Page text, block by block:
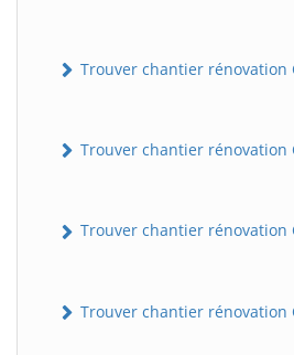
Trouver chantier rénovation
Trouver chantier rénovation
Trouver chantier rénovation
Trouver chantier rénovation